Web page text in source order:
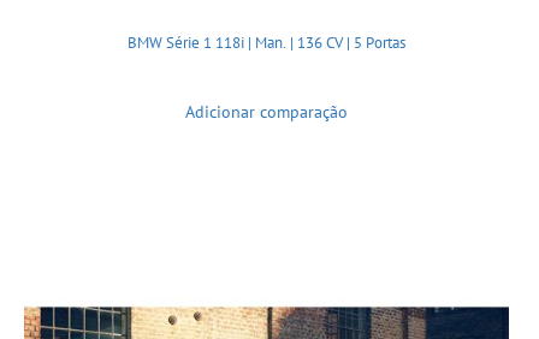
BMW Série 1 118i | Man. | 136 CV | 5 Portas
Adicionar comparação